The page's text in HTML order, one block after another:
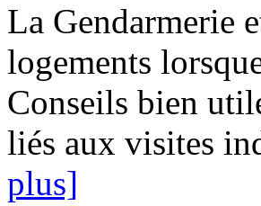
La Gendarmerie
logements
Conseils bien
liés aux visites
plus]